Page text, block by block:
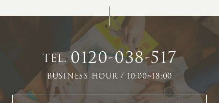
TEL.0120-038-517
BUSINESS HOUR / 10:00~18:00